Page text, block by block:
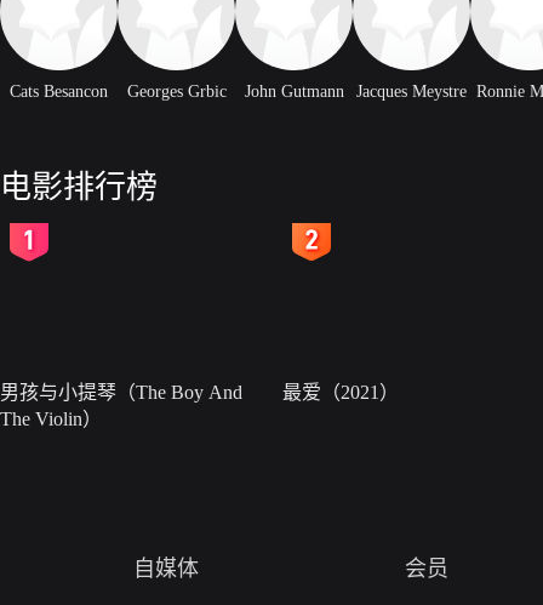
Cats Besancon Georges Grbic John Gutmann Jacques Meystre Ronnie
电影排行榜
男孩与小提琴（The Boy And
The Violin）
最爱（2021）
自媒体 会员